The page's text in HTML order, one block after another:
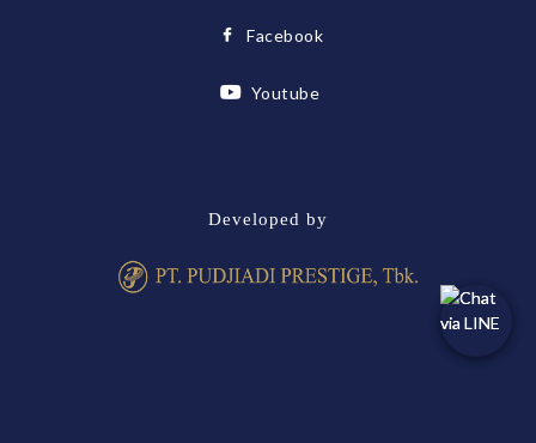
Facebook
Youtube
Developed by